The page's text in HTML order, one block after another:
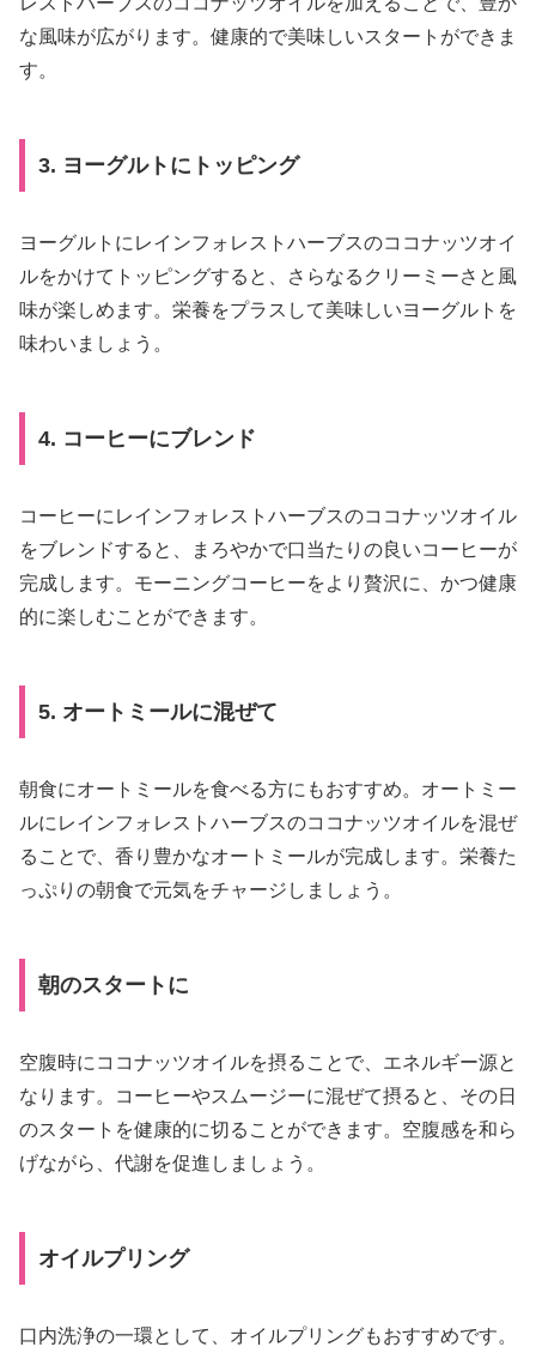
な風味が広がります。健康的で美味しいスタートができま
す。
3. ヨーグルトにトッピング
ヨーグルトにレインフォレストハーブスのココナッツオイ
ルをかけてトッピングすると、さらなるクリーミーさと風
味が楽しめます。栄養をプラスして美味しいヨーグルトを
味わいましょう。
4. コーヒーにブレンド
コーヒーにレインフォレストハーブスのココナッツオイル
をブレンドすると、まろやかで口当たりの良いコーヒーが
完成します。モーニングコーヒーをより贅沢に、かつ健康
的に楽しむことができます。
5. オートミールに混ぜて
朝食にオートミールを食べる方にもおすすめ。オートミー
ルにレインフォレストハーブスのココナッツオイルを混ぜ
ることで、香り豊かなオートミールが完成します。栄養た
っぷりの朝食で元気をチャージしましょう。
朝のスタートに
空腹時にココナッツオイルを摂ることで、エネルギー源と
なります。コーヒーやスムージーに混ぜて摂ると、その日
のスタートを健康的に切ることができます。空腹感を和ら
げながら、代謝を促進しましょう。
オイルプリング
口内洗浄の一環として、オイルプリングもおすすめです。